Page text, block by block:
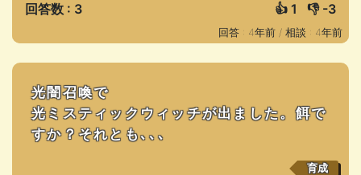
回答数 : 3 👍 1 👎 -3
回答 : 4年前 / 相談 : 4年前
光闇召喚で
光ミスティックウィッチが出ました。餌で
すか？それとも､､､
育成